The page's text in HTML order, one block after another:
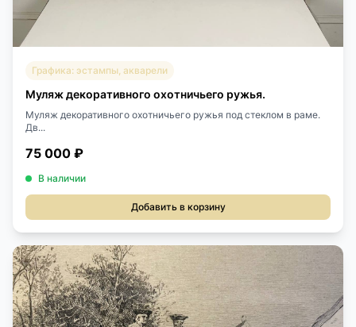
Графика: эстампы, акварели
Муляж декоративного охотничьего ружья.
Муляж декоративного охотничьего ружья под стеклом в раме.
Дв...
75 000 ₽
В наличии
Добавить в корзину